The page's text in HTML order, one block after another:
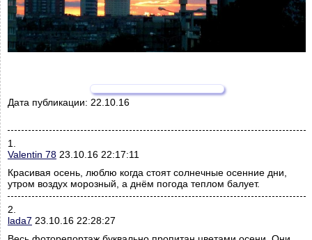
Дата публикации: 22.10.16
1.
Valentin 78 23.10.16 22:17:11
Красивая осень, люблю когда стоят солнечные осенние дни,
утром воздух морозный, а днём погода теплом балует.
2.
lada7 23.10.16 22:28:27